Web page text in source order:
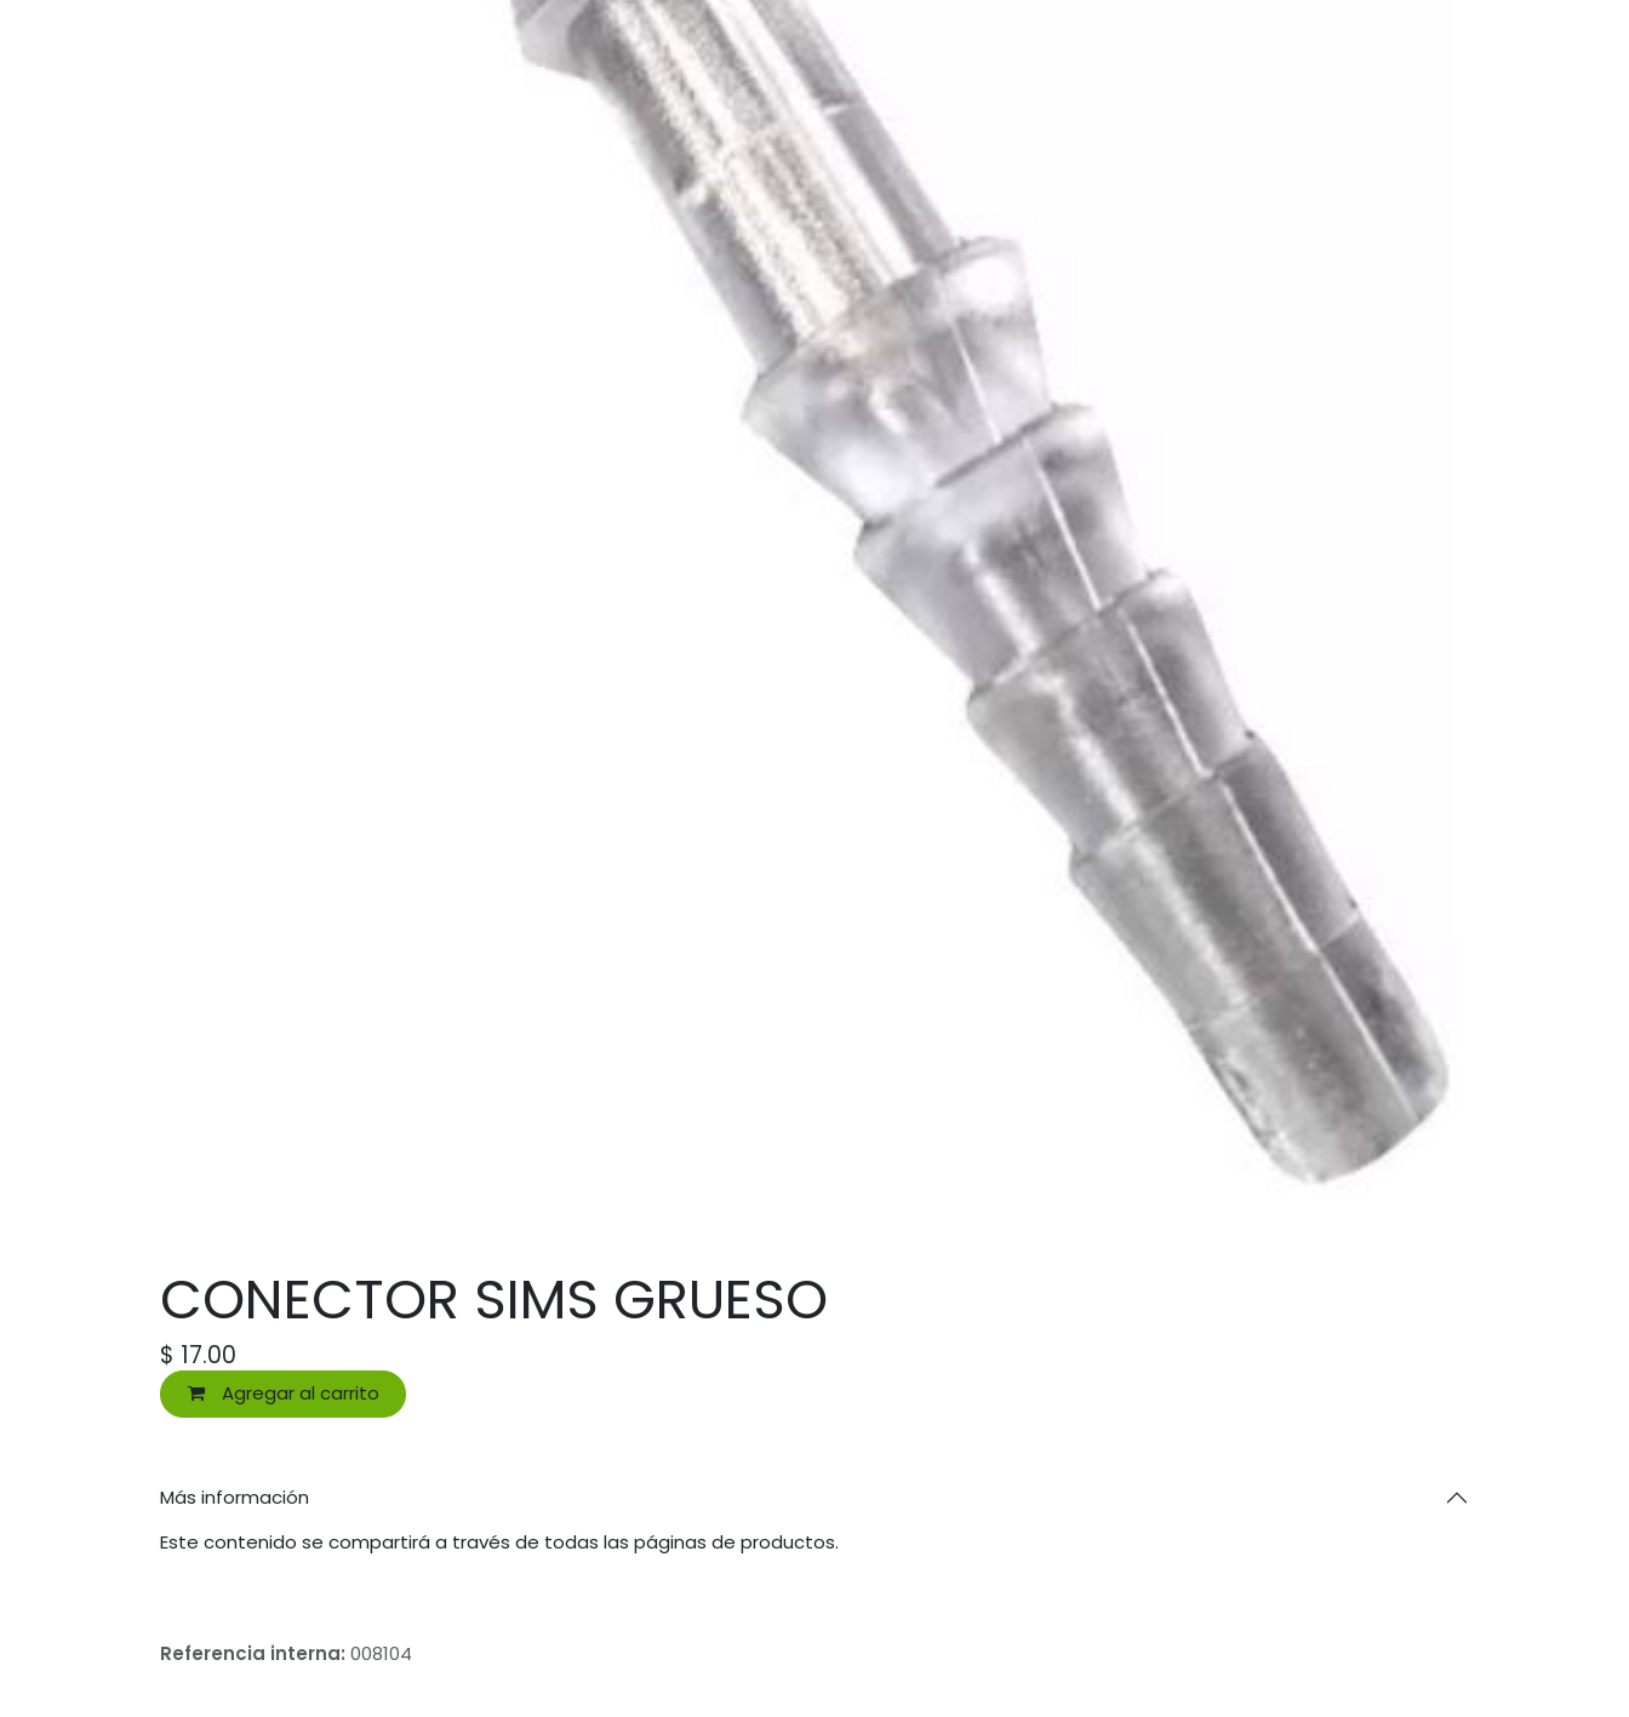
CONECTOR SIMS GRUESO
$ 17.00
Agregar al carrito
Más información
Este contenido se compartirá a través de todas las páginas de productos.
Referencia interna: 008104